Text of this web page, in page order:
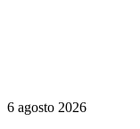
6 agosto 2026